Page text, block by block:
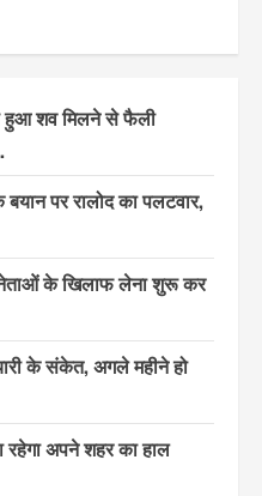
हुआ शव मिलने से फैली
पर रालोद का पलटवार,
के खिलाफ लेना शुरू कर
के संकेत, अगले महीने हो
अपने शहर का हाल